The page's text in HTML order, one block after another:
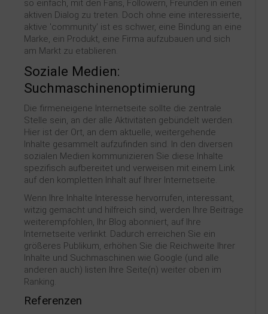
so einfach, mit den Fans, Followern, Freunden in einen
aktiven Dialog zu treten. Doch ohne eine interessierte,
aktive 'community' ist es schwer, eine Bindung an eine
Marke, ein Produkt, eine Firma aufzubauen und sich
am Markt zu etablieren.
Soziale Medien:
Suchmaschinenoptimierung
Die firmeneigene Internetseite sollte die zentrale
Stelle sein, an der alle Aktivitäten gebündelt werden.
Hier ist der Ort, an dem aktuelle, weitergehende
Inhalte gesammelt aufzufinden sind. In den diversen
sozialen Medien kommunizieren Sie diese Inhalte
spezifisch aufbereitet und verweisen mit einem Link
auf den kompletten Inhalt auf Ihrer Internetseite.
Wenn Ihre Inhalte Interesse hervorrufen, interessant,
witzig gemacht und hilfreich sind, werden Ihre Beiträge
weiterempfohlen, Ihr Blog abonniert, auf Ihre
Internetseite verlinkt. Dadurch erreichen Sie ein
größeres Publikum, erhöhen Sie die Reichweite Ihrer
Inhalte und Suchmaschinen wie Google (und alle
anderen auch) listen Ihre Seite(n) weiter oben im
Ranking.
Referenzen